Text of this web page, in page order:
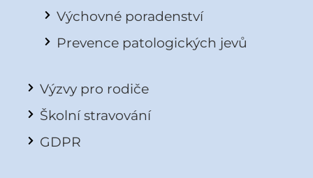
Výchovné poradenství
Prevence patologických jevů
Výzvy pro rodiče
Školní stravování
GDPR